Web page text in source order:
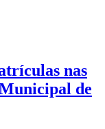
nas
de